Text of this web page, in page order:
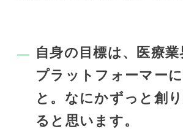
自身の目標は、医療
プラットフォーマー
と。なにかずっと創
ると思います。